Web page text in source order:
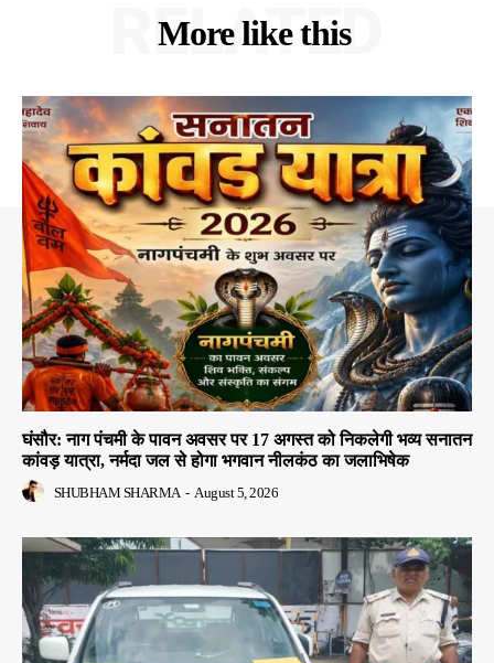
More like this
RELATED
घंसौर: नाग पंचमी के पावन अवसर पर 17 अगस्त को निकलेगी भव्य सनातन
कांवड़ यात्रा, नर्मदा जल से होगा भगवान नीलकंठ का जलाभिषेक
SHUBHAM SHARMA - August 5, 2026